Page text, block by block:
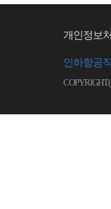
개인정보
인하항공